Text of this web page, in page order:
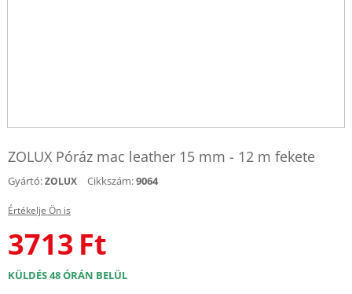
ZOLUX Póráz mac leather 15 mm - 12 m fekete
Gyártó:ZOLUX Cikkszám:9064
Értékelje Ön is
3713 Ft
KÜLDÉS 48 ÓRÁN BELÜL